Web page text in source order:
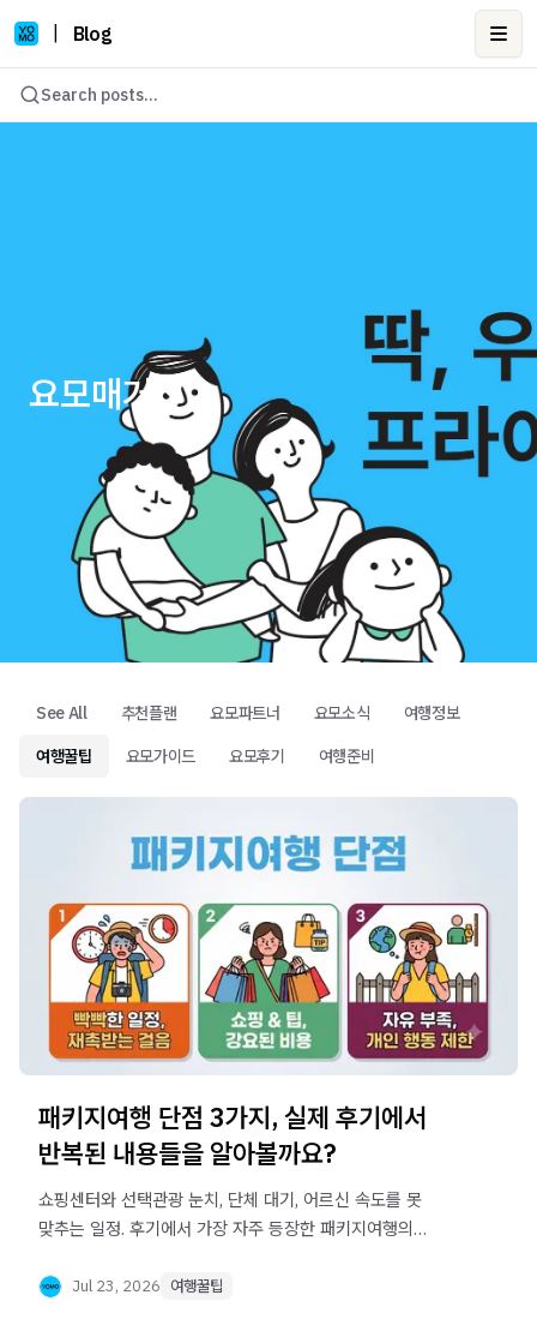
Blog
Search posts...
요모매거진
See All 추천플랜 요모파트너 요모소식
여행정보
여행꿀팁
요모가이드 요모후기 여행준비
패키지여행 단점 3가지, 실제 후기에서
반복된 내용들을 알아볼까요?
쇼핑센터와 선택관광 눈치, 단체 대기, 어르신 속도를 못
맞추는 일정. 후기에서 가장 자주 등장한 패키지여행의
Jul 23, 2026 여행꿀팁